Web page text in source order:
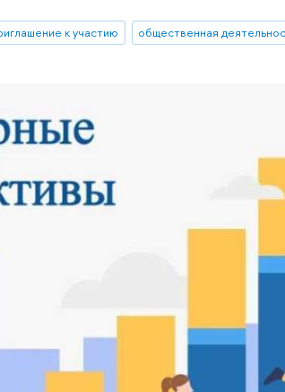
к участию общественная